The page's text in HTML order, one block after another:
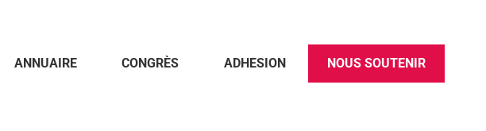
ANNUAIRE CONGRÈS ADHESION NOUS SOUTENIR